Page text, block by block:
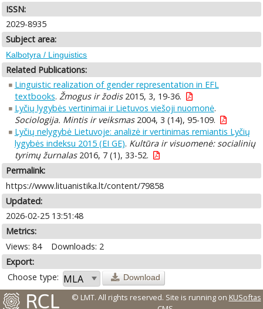
ISSN:
2029-8935
Subject area:
Kalbotyra / Linguistics
Related Publications:
Linguistic realization of gender representation in EFL
textbooks. Žmogus ir žodis2015, 3, 19-36.
Lyčių lygybės vertinimai ir Lietuvos viešoji nuomonė.
Sociologija. Mintis ir veiksmas2004, 3 (14), 95-109.
Lyčių nelygybė Lietuvoje: analizė ir vertinimas remiantis Lyčių
lygybės indeksu 2015 (EI GE). Kultūra ir visuomenė: socialinių
tyrimų žurnalas2016, 7 (1), 33-52.
Permalink:
https://www.lituanistika.lt/content/79858
Updated:
2026-02-25 13:51:48
Metrics:
Views: 84
Downloads: 2
Export:
Choose type:
Download
© LMT. All rights reserved. Site is running on KUSoftas